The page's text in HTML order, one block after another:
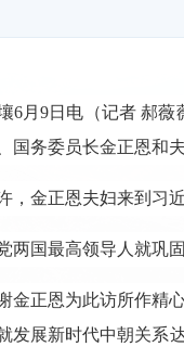
6月9日电（记者 郝
国务委员长金正恩和
，金正恩夫妇来到习
两国最高领导人就巩
金正恩为此访所作精
发展新时代中朝关系